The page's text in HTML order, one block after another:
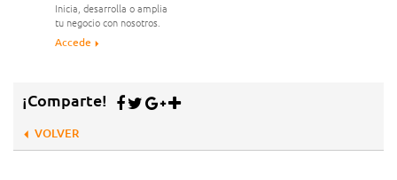
Inicia, desarrolla o amplia
tu negocio con nosotros.
Accede
¡Comparte!
VOLVER